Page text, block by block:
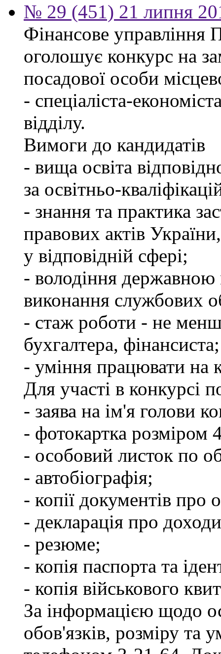
№ 29 (451) 21 липня
Фінансове управління
оголошує конкурс на
посадової особи
- спеціаліста-
відділу.
Вимоги до кандидатів
- вища освіта
за освітньо-
- знання та практика
правових актів
у відповідній сфері;
- володіння державною
виконання службових
- стаж роботи - не
бухгалтера, фінансиста;
- уміння працювати на
Для участі в конкурсі
- заява на ім'я голови
- фотокартка розміром
- особовий листок по
- автобіографія;
- копії документів про
- декларація про
- резюме;
- копія паспорта та
- копія військового
За інформацією щодо
обов'язків, розміру та